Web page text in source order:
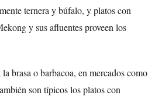
ternera y búfalo, y platos con
y sus afluentes proveen los
brasa o barbacoa, en mercados como
son típicos los platos con